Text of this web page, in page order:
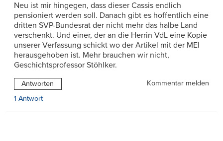
Neu ist mir hingegen, dass dieser Cassis endlich
pensioniert werden soll. Danach gibt es hoffentlich eine
dritten SVP-Bundesrat der nicht mehr das halbe Land
verschenkt. Und einer, der an die Herrin VdL eine Kopie
unserer Verfassung schickt wo der Artikel mit der MEI
herausgehoben ist. Mehr brauchen wir nicht,
Geschichtsprofessor Stöhlker.
Antworten
Kommentar melden
1 Antwort